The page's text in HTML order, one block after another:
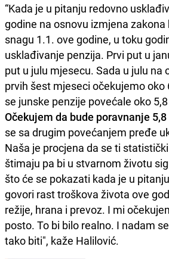
“Kada je u pitanju redovno
godine na osnovu izmjena zakona
snagu 1.1. ove godine, u toku
usklađivanje penzija. Prvi put u
put u julu mjesecu. Sada u julu na
prvih šest mjeseci očekujemo oko
se junske penzije povećale oko
Očekujem da bude poravnanje
se sa drugim povećanjem pređe
Naša je procjena da se ti
štimaju pa bi u stvarnom životu
što će se pokazati kada je u
govori rast troškova života ove
režije, hrana i prevoz. I mi
posto. To bi bilo realno. I nadam
tako biti", kaže Halilović.